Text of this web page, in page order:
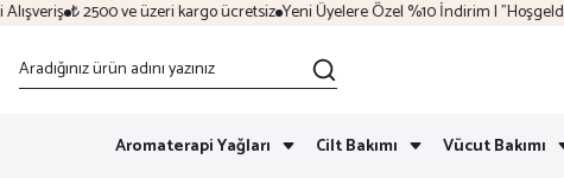
₺ 2500 ve üzeri kargo ücretsiz Yeni Üyelere Özel %10 İndirim | "Hoşgeldin"
Aromaterapi Yağları Cilt Bakımı Vücut Bakımı